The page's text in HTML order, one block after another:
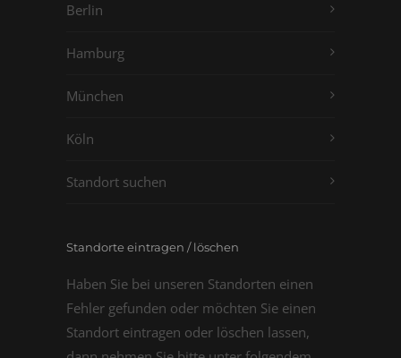
Berlin
Hamburg
München
Köln
Standort suchen
Standorte eintragen / löschen
Haben Sie bei unseren Standorten einen
Fehler gefunden oder möchten Sie einen
Standort eintragen oder löschen lassen,